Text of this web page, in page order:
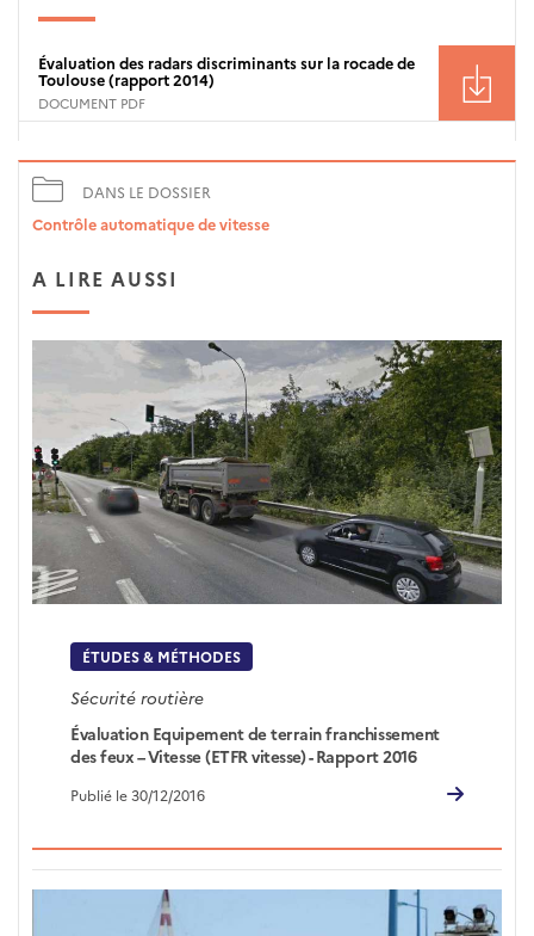
Évaluation des radars discriminants sur la rocade de
Toulouse (rapport 2014)
DOCUMENT PDF
DANS LE DOSSIER
Contrôle automatique de vitesse
A LIRE AUSSI
ÉTUDES & MÉTHODES
Sécurité routière
Évaluation Equipement de terrain franchissement
des feux – Vitesse (ETFR vitesse) - Rapport 2016
Publié le 30/12/2016